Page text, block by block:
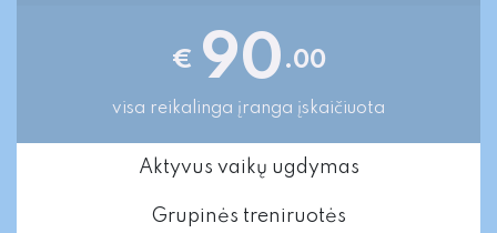
€ 90 .00
visa reikalinga įranga įskaičiuota
Aktyvus vaikų ugdymas
Grupinės treniruotės